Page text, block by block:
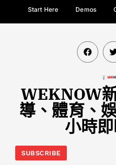
Start Here Demos
WEKNOW
導、體育、
小時
SUBSCRIBE